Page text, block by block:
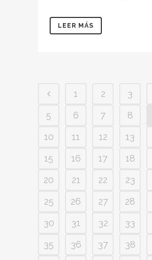
LEER MÁS
1 2 3
5
6 7 8
10
11 12 13
15
16 17 18
20
21 22 23
25
26 27 28
30
31 32 33
35
36 37 38